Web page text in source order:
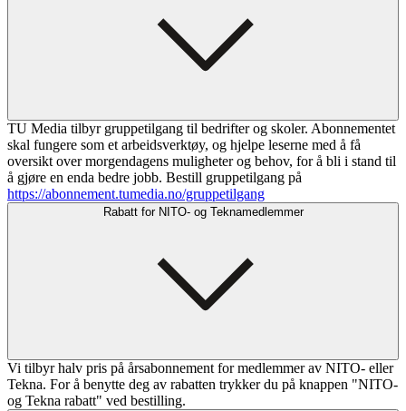
TU Media tilbyr gruppetilgang til bedrifter og skoler. Abonnementet
skal fungere som et arbeidsverktøy, og hjelpe leserne med å få
oversikt over morgendagens muligheter og behov, for å bli i stand til
å gjøre en enda bedre jobb. Bestill gruppetilgang på
https://abonnement.tumedia.no/gruppetilgang
Rabatt for NITO- og Teknamedlemmer
Vi tilbyr halv pris på årsabonnement for medlemmer av NITO- eller
Tekna. For å benytte deg av rabatten trykker du på knappen "NITO-
og Tekna rabatt" ved bestilling.